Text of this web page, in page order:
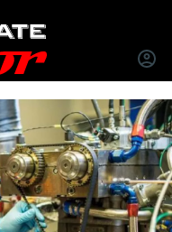
INICIAR